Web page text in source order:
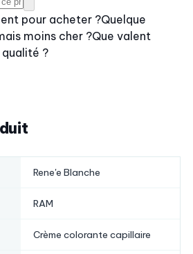
pour acheter ?Quelque
moins cher ?Que valent
?
Rene'e Blanche
RAM
Crème colorante capillaire